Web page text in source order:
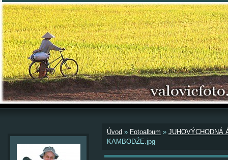
Úvod » Fotoalbum » JUHOVÝCHODNÁ
KAMBODŹE.jpg